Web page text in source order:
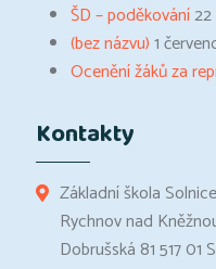
ŠD – poděkování
(bez názvu)1
Ocenění žáků za
Kontakty
Základní škola
Rychnov nad
Dobrušská 81 517 01